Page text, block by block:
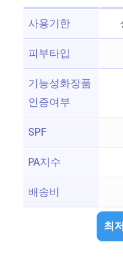
사용기한
피부타입
기능성화장품
인증여부
SPF
PA지수
배송비
최